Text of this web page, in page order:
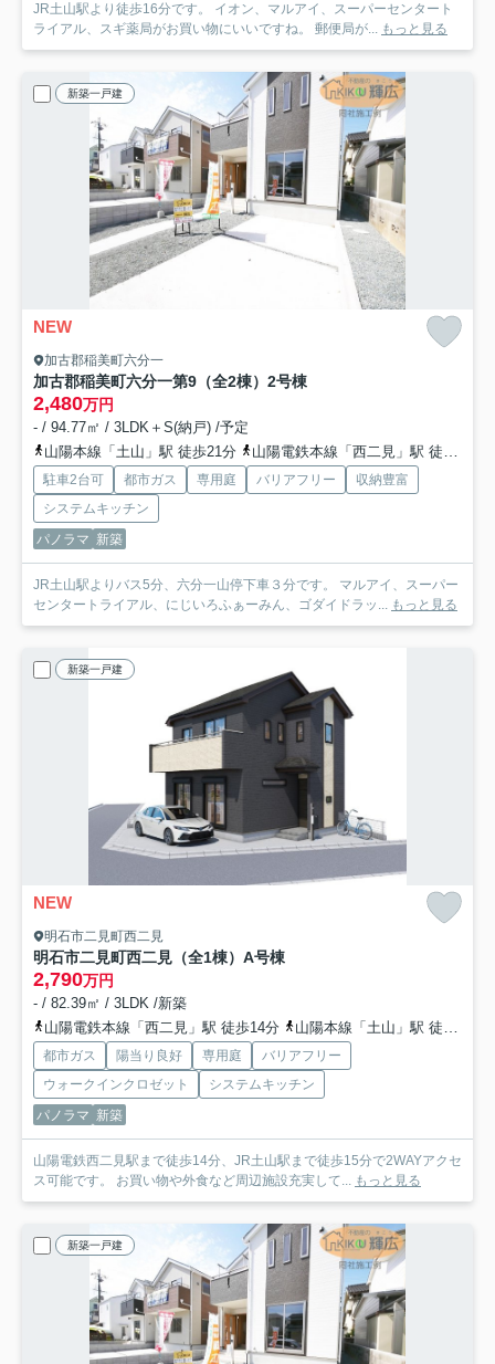
JR土山駅より徒歩16分です。 イオン、マルアイ、スーパーセンタート
ライアル、スギ薬局がお買い物にいいですね。 郵便局が... もっと見る
新築一戸建
NEW
加古郡稲美町六分一
加古郡稲美町六分一第9（全2棟）2号棟
2,480万円
- / 94.77㎡ / 3LDK＋S(納戸) /予定
山陽本線「土山」駅 徒歩21分
山陽電鉄本線「西二見」駅 徒歩46分
駐車2台可 都市ガス 専用庭 バリアフリー
収納豊富
システムキッチン
パノラマ 新築
JR土山駅よりバス5分、六分一山停下車３分です。 マルアイ、スーパー
センタートライアル、にじいろふぁーみん、ゴダイドラッ... もっと見る
新築一戸建
NEW
明石市二見町西二見
明石市二見町西二見（全1棟）A号棟
2,790万円
- / 82.39㎡ / 3LDK /新築
山陽電鉄本線「西二見」駅 徒歩14分
山陽本線「土山」駅 徒歩15分
都市ガス 陽当り良好 専用庭
バリアフリー
ウォークインクロゼット
システムキッチン
パノラマ 新築
山陽電鉄西二見駅まで徒歩14分、JR土山駅まで徒歩15分で2WAYアクセ
ス可能です。 お買い物や外食など周辺施設充実して... もっと見る
新築一戸建